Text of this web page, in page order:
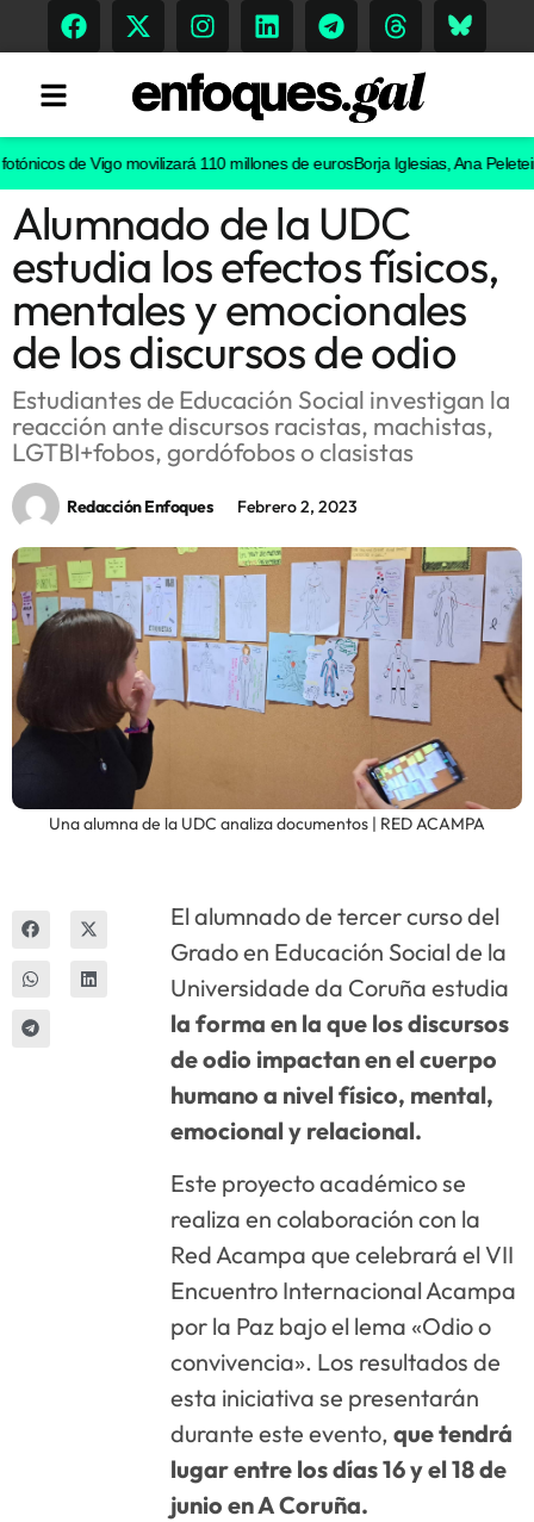
Tendencias
Memoria Histórica
Gastronomía
Escenarios
Innova
de Vigo movilizará 110 millones de eurosBorja Iglesias, Ana Peleteiro
Alumnado de la UDC
estudia los efectos físicos,
mentales y emocionales
de los discursos de odio
Estudiantes de Educación Social investigan la
reacción ante discursos racistas, machistas,
LGTBI+fobos, gordófobos o clasistas
Redacción Enfoques Febrero 2, 2023
Una alumna de la UDC analiza documentos | RED ACAMPA
El alumnado de tercer curso del
Grado en Educación Social de la
Universidade da Coruña estudia
la forma en la que los discursos
de odio impactan en el cuerpo
humano a nivel físico, mental,
emocional y relacional.
Este proyecto académico se
realiza en colaboración con la
Red Acampa que celebrará el VII
Encuentro Internacional Acampa
por la Paz bajo el lema «Odio o
convivencia». Los resultados de
esta iniciativa se presentarán
durante este evento,que tendrá
lugar entre los días 16 y el 18 de
junio en A Coruña.